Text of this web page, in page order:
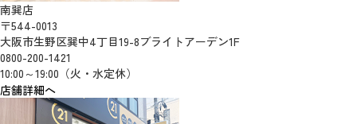
南巽店
〒544-0013
大阪市生野区巽中4丁目19-8ブライトアーデン1F
0800-200-1421
10:00～19:00（火・水定休）
店舗詳細へ